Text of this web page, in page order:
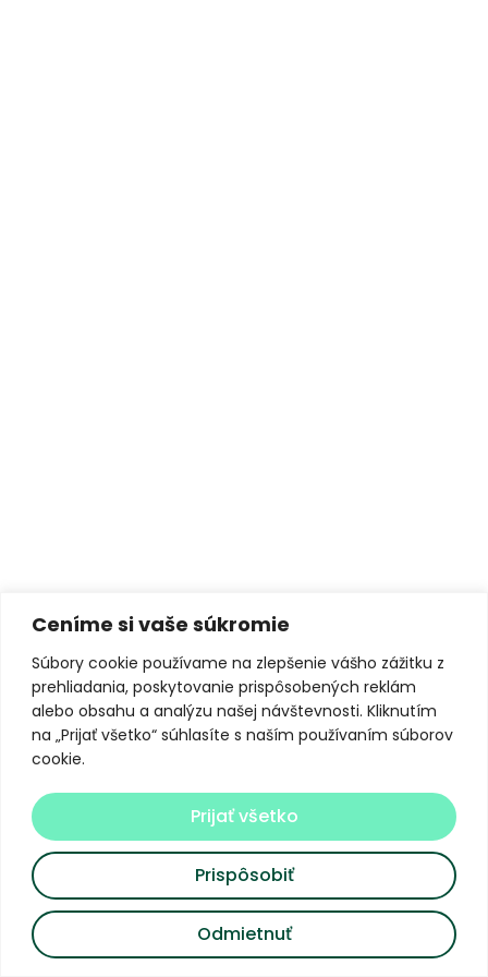
Ceníme si vaše súkromie
Súbory cookie používame na zlepšenie vášho zážitku z
prehliadania, poskytovanie prispôsobených reklám
alebo obsahu a analýzu našej návštevnosti. Kliknutím
na „Prijať všetko“ súhlasíte s naším používaním súborov
cookie.
Prispôsobiť
Odmietnuť
Prijať všetko